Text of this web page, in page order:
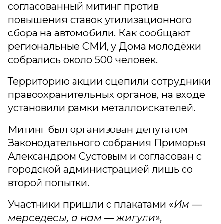
согласованный митинг против
повышения ставок утилизационного
сбора на автомобили. Как сообщают
региональные СМИ, у Дома молодёжи
собрались около 500 человек.
Территорию акции оцепили сотрудники
правоохранительных органов, на входе
установили рамки металлоискателей.
Митинг был организован депутатом
Законодательного собрания Приморья
Александром Сустовым и согласован с
городской администрацией лишь со
второй попытки.
Участники пришли с плакатами «Им —
мерседесы, а нам — жигули»,